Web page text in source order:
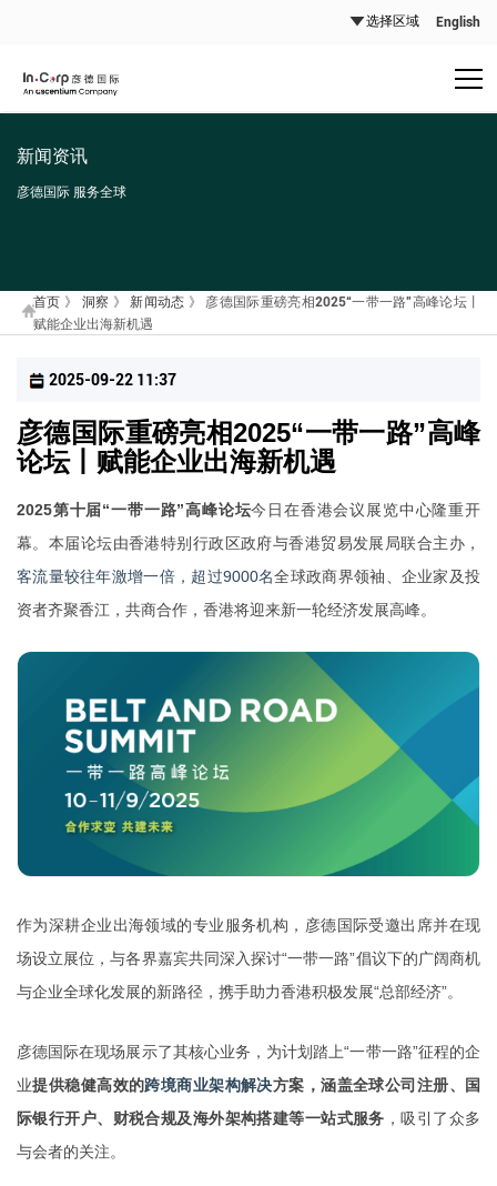
English
新闻资讯
彦德国际 服务全球
首页 》 洞察 》新闻动态 》 彦德国际重磅亮相2025“一带一路”高峰论坛丨
赋能企业出海新机遇
2025-09-22 11:37
彦德国际重磅亮相2025“一带一路”高峰
论坛丨赋能企业出海新机遇
2025第十届“一带一路”高峰论坛今日在香港会议展览中心隆重开
幕。本届论坛由香港特别行政区政府与香港贸易发展局联合主办，
客流量较往年激增一倍，超过9000名全球政商界领袖、企业家及投
资者齐聚香江，共商合作，香港将迎来新一轮经济发展高峰。
作为深耕企业出海领域的专业服务机构，彦德国际受邀出席并在现
场设立展位，与各界嘉宾共同深入探讨“一带一路”倡议下的广阔商机
与企业全球化发展的新路径，携手助力香港积极发展“总部经济”。
彦德国际在现场展示了其核心业务，为计划踏上“一带一路”征程的企
业提供稳健高效的跨境商业架构解决方案，涵盖全球公司注册、国
际银行开户、财税合规及海外架构搭建等一站式服务 ，吸引了众多
与会者的关注。